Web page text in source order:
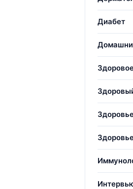
Диабет